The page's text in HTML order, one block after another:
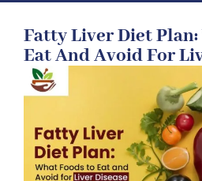
Fatty Liver Diet Plan:
Eat And Avoid For